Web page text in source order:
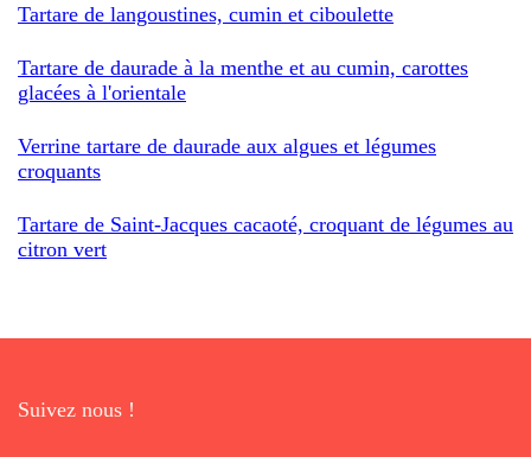
Tartare de langoustines, cumin et ciboulette
Tartare de daurade à la menthe et au cumin, carottes
glacées à l'orientale
Verrine tartare de daurade aux algues et légumes
croquants
Tartare de Saint-Jacques cacaoté, croquant de légumes au
citron vert
Suivez nous !